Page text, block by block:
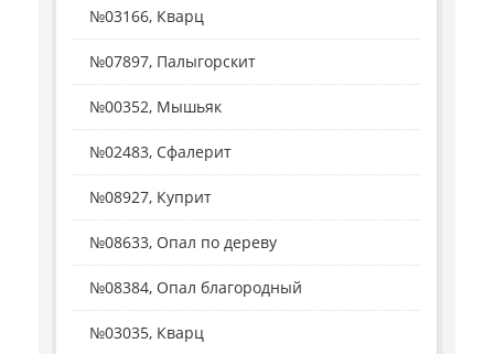
№03166, Кварц
№07897, Палыгорскит
№00352, Мышьяк
№02483, Сфалерит
№08927, Куприт
№08633, Опал по дереву
№08384, Опал благородный
№03035, Кварц